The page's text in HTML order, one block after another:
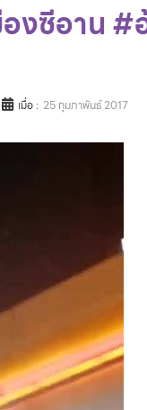
งซีอาน #
เมื่อ : 25 กุมภาพันธ์ 2017